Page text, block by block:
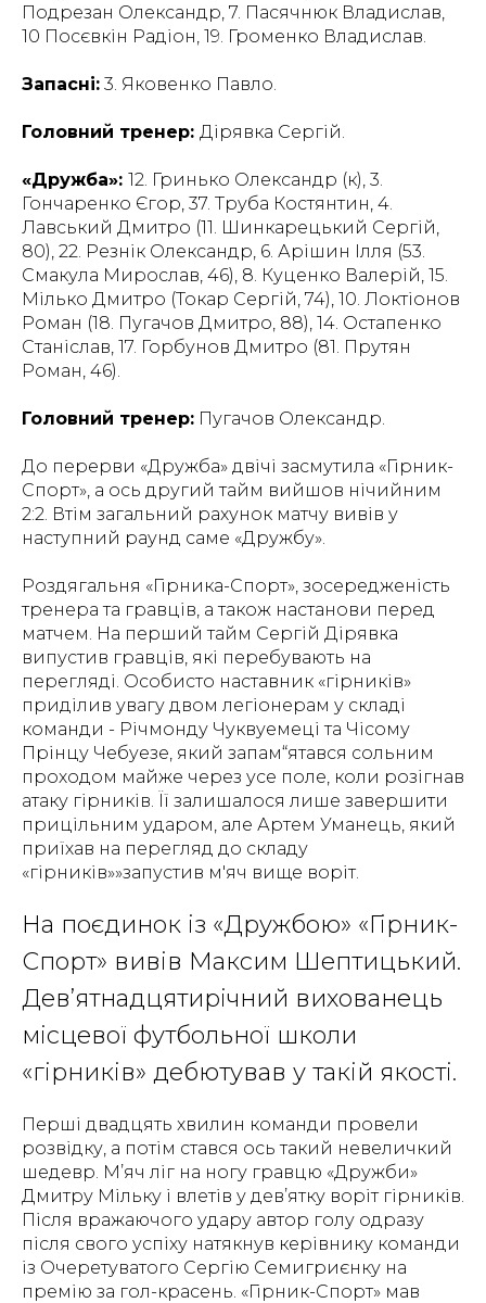
Подрезан Олександр, 7. Пасячнюк Владислав,
10 Посєвкін Радіон, 19. Громенко Владислав.
Запасні: 3. Яковенко Павло.
Головний тренер: Дірявка Сергій.
«Дружба»: 12. Гринько Олександр (к), 3.
Гончаренко Єгор, 37. Труба Костянтин, 4.
Лавський Дмитро (11. Шинкарецький Сергій,
80), 22. Резнік Олександр, 6. Арішин Ілля (53.
Смакула Мирослав, 46), 8. Куценко Валерій, 15.
Мілько Дмитро (Токар Сергій, 74), 10. Локтіонов
Роман (18. Пугачов Дмитро, 88), 14. Остапенко
Станіслав, 17. Горбунов Дмитро (81. Прутян
Роман, 46).
Головний тренер: Пугачов Олександр.
До перерви «Дружба» двічі засмутила «Гірник-
Спорт», а ось другий тайм вийшов нічийним
2:2. Втім загальний рахунок матчу вивів у
наступний раунд саме «Дружбу».
Роздягальня «Гірника-Спорт», зосередженість
тренера та гравців, а також настанови перед
матчем. На перший тайм Сергій Дірявка
випустив гравців, які перебувають на
перегляді. Особисто наставник «гірників»
приділив увагу двом легіонерам у складі
команди - Річмонду Чуквуемеці та Чісому
Прінцу Чебуезе, який запам“ятався сольним
проходом майже через усе поле, коли розігнав
атаку гірників. Її залишалося лише завершити
прицільним ударом, але Артем Уманець, який
приїхав на перегляд до складу
«гірників»»запустив м'яч вище воріт.
На поєдинок із «Дружбою» «Гірник-
Спорт» вивів Максим Шептицький.
Дев’ятнадцятирічний вихованець
місцевої футбольної школи
«гірників» дебютував у такій якості.
Перші двадцять хвилин команди провели
розвідку, а потім стався ось такий невеличкий
шедевр. М’яч ліг на ногу гравцю «Дружби»
Дмитру Мільку і влетів у дев’ятку воріт гірників.
Після вражаючого удару автор голу одразу
після свого успіху натякнув керівнику команди
із Очеретуватого Сергію Семигриєнку на
премію за гол-красень. «Гірник-Спорт» мав